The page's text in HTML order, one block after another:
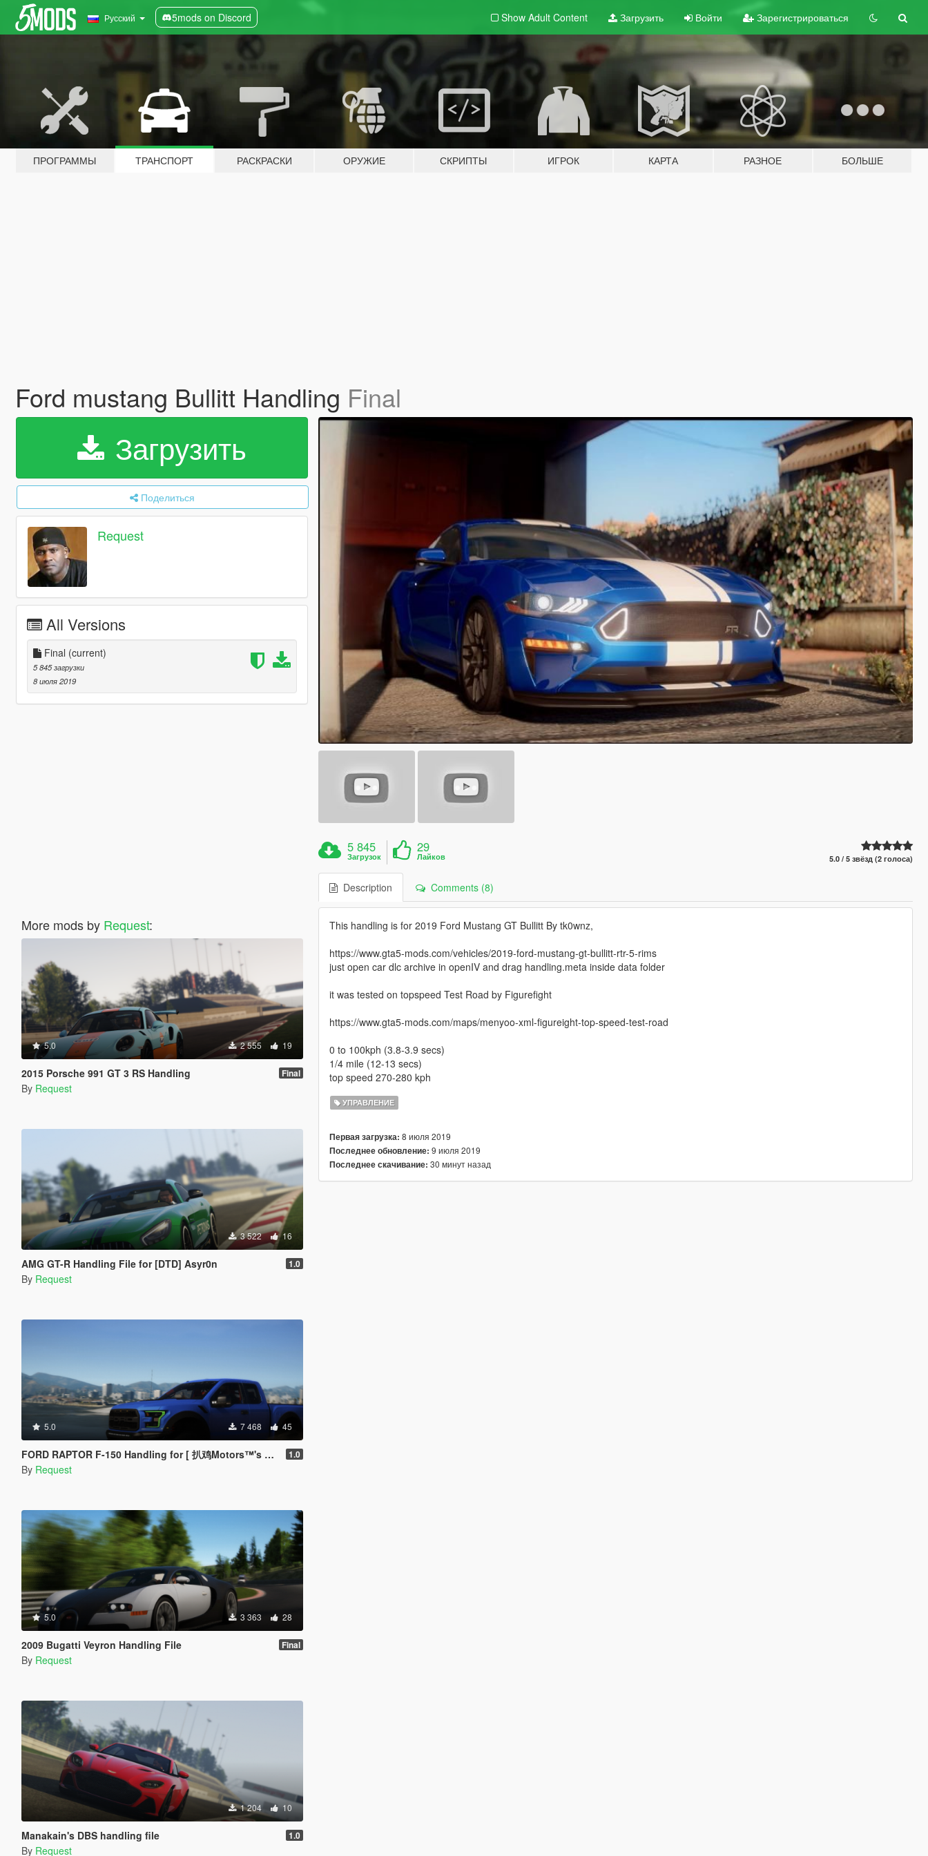
Русский 5mods on Discord Show Adult Content Загрузить Войти Зарегистрироваться
ПРОГРАММЫ ТРАНСПОРТ РАСКРАСКИ ОРУЖИЕ СКРИПТЫ ИГРОК КАРТА РАЗНОЕ БОЛЬШЕ
Ford mustang Bullitt Handling Final
Загрузить
Поделиться
Request
All Versions
Final (current)
5 845 загрузки
8 июля 2019
More mods by Request:
5.0 2 555 19
2015 Porsche 991 GT 3 RS Handling Final
By Request
3 522 16
AMG GT-R Handling File for [DTD] Asyr0n 1.0
By Request
5.0 7 468 45
FORD RAPTOR F-150 Handling for [ 扒鸡Motors™'s MOD ] 1.0
By Request
5.0 3 363 28
2009 Bugatti Veyron Handling File Final
By Request
1 204 10
Manakain's DBS handling file 1.0
By Request
5 845
Загрузок
29
Лайков 5.0 / 5 звёзд (2 голоса)
Description Comments (8)
This handling is for 2019 Ford Mustang GT Bullitt By tk0wnz,
https://www.gta5-mods.com/vehicles/2019-ford-mustang-gt-bullitt-rtr-5-rims
just open car dlc archive in openIV and drag handling.meta inside data folder
it was tested on topspeed Test Road by Figurefight
https://www.gta5-mods.com/maps/menyoo-xml-figureight-top-speed-test-road
0 to 100kph (3.8-3.9 secs)
1/4 mile (12-13 secs)
top speed 270-280 kph
УПРАВЛЕНИЕ
Первая загрузка: 8 июля 2019
Последнее обновление: 9 июля 2019
Последнее скачивание: 30 минут назад